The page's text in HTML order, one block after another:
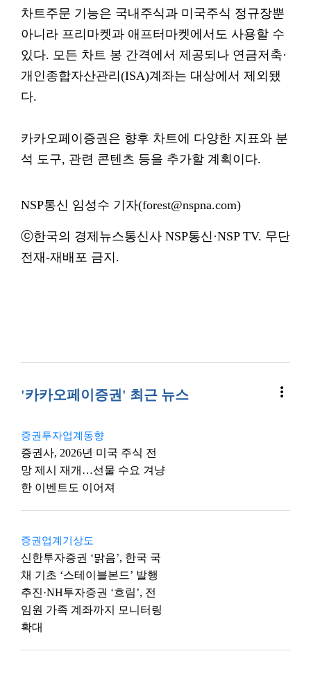
차트주문 기능은 국내주식과 미국주식 정규장뿐
아니라 프리마켓과 애프터마켓에서도 사용할 수
있다. 모든 차트 봉 간격에서 제공되나 연금저축·
개인종합자산관리(ISA)계좌는 대상에서 제외됐
다.
카카오페이증권은 향후 차트에 다양한 지표와 분
석 도구, 관련 콘텐츠 등을 추가할 계획이다.
NSP통신 임성수 기자(forest@nspna.com)
ⓒ한국의 경제뉴스통신사 NSP통신·NSP TV. 무단
전재-재배포 금지.
'카카오페이증권' 최근 뉴스 more_vert
증권투자업계동향
증권사, 2026년 미국 주식 전
망 제시 재개…선물 수요 겨냥
한 이벤트도 이어져
증권업계기상도
신한투자증권 ‘맑음’, 한국 국
채 기초 ‘스테이블본드’ 발행
추진·NH투자증권 ‘흐림’, 전
임원 가족 계좌까지 모니터링
확대